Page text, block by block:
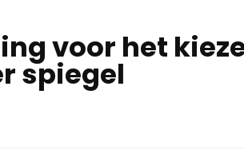
voor het
spiegel